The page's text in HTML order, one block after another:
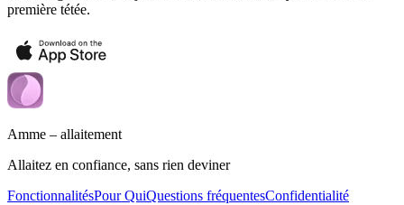
première tétée.
Amme – allaitement
Allaitez en confiance, sans rien deviner
FonctionnalitésPour QuiQuestions fréquentesConfidentialité